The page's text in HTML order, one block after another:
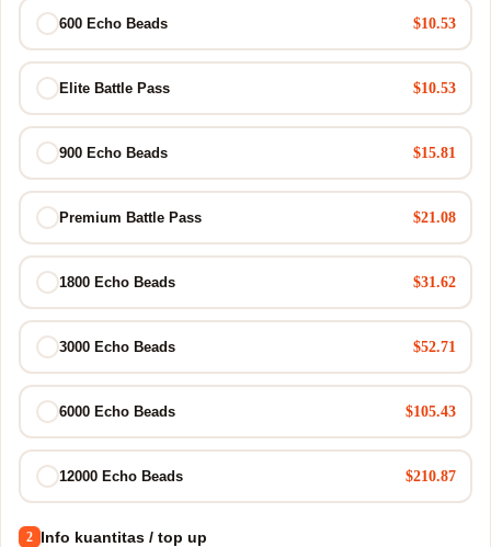
600 Echo Beads $10.53
Elite Battle Pass $10.53
900 Echo Beads $15.81
Premium Battle Pass $21.08
1800 Echo Beads $31.62
3000 Echo Beads $52.71
6000 Echo Beads $105.43
12000 Echo Beads $210.87
2 Info kuantitas / top up